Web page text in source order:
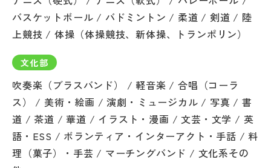
バスケットボール / バドミントン / 柔道 / 剣道 / 陸
上競技 / 体操（体操競技、新体操、トランポリン）
文化部
吹奏楽（ブラスバンド） / 軽音楽 / 合唱（コーラ
ス） / 美術・絵画 / 演劇・ミュージカル / 写真 / 書
道 / 茶道 / 華道 / イラスト・漫画 / 文芸・文学 / 英
語・ESS / ボランティア・インターアクト・手話 / 料
理（菓子）・手芸 / マーチングバンド / 文化系その